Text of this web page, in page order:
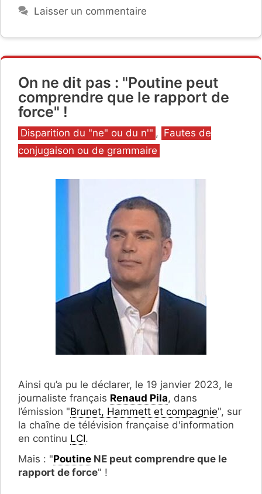
Laisser un commentaire
On ne dit pas : "Poutine peut
comprendre que le rapport de
force" !
Catégories
Disparition du "ne" ou du n'" , Fautes de
conjugaison ou de grammaire
Ainsi qu’a pu le déclarer, le 19 janvier 2023, le
journaliste français Renaud Pila, dans
l’émission "Brunet, Hammett et compagnie", sur
la chaîne de télévision française d'information
en continu LCI.
Mais : "Poutine NE peut comprendre que le
rapport de force" !